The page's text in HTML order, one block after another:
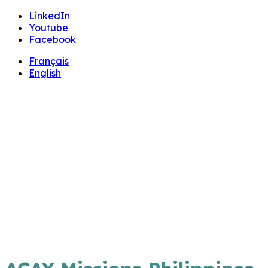
LinkedIn
Youtube
Facebook
Français
English
🔧 Notre site fait peau neuve ! Informations et